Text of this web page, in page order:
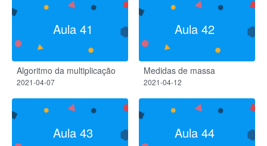
Aula 41
Algoritmo da multiplicação
2021-04-07
Aula 42
Medidas de massa
2021-04-12
Aula 43 Aula 44